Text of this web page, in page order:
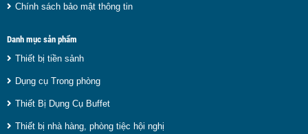
Chính sách bảo mật thông tin
Danh mục sản phẩm
Thiết bị tiền sảnh
Dụng cụ Trong phòng
Thiết Bị Dụng Cụ Buffet
Thiết bị nhà hàng, phòng tiệc hội nghị